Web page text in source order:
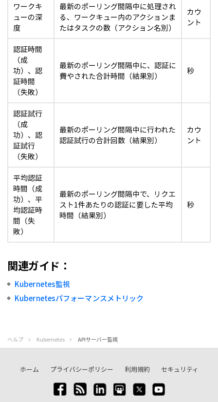
ワークキ
ューの深
度
最新のポーリング間隔中に処理され
る、ワークキュー内のアクションま
たはタスクの数（アクション名別）
カウ
ント
認証時間
（成
功）、認
証時間
（失敗）
最新のポーリング間隔中に、認証に
費やされた合計時間（結果別）
秒
認証試行
（成
功）、認
証試行
（失敗）
最新のポーリング間隔中に行われた
認証試行の合計回数（結果別）
カウ
ント
平均認証
時間（成
功）、平
均認証時
間（失
敗）
最新のポーリング間隔中で、リクエ
スト1件あたりの認証に要した平均
時間（結果別）
秒
関連ガイド：
Kubernetes監視
Kubernetesパフォーマンスメトリック
ヘルプ Kubernetes APIサーバー監視
ホーム プライバシーポリシー 利用規約 セキュリティ